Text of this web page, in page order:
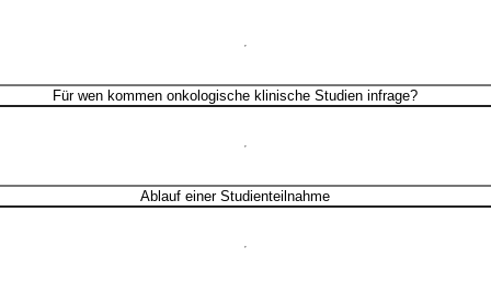
Für wen kommen onkologische klinische Studien infrage?
Ablauf einer Studienteilnahme